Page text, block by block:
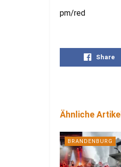
pm/red
Share
Ähnliche Artikel
BRANDENBURG